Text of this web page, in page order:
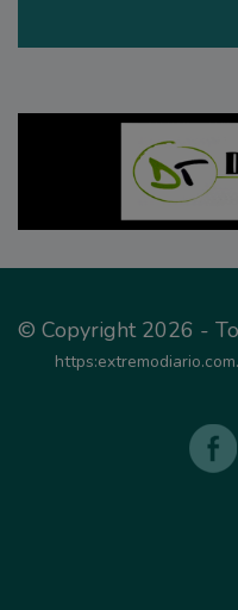
© Copyright 2026 -